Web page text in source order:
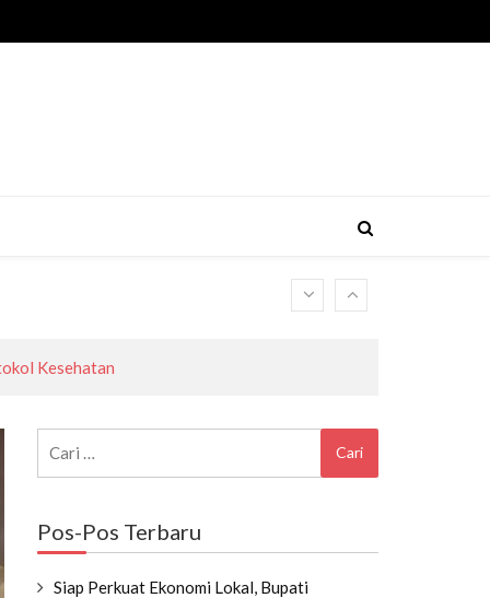
Kesehatan
untuk:
Pos-Pos Terbaru
Siap Perkuat Ekonomi Lokal, Bupati